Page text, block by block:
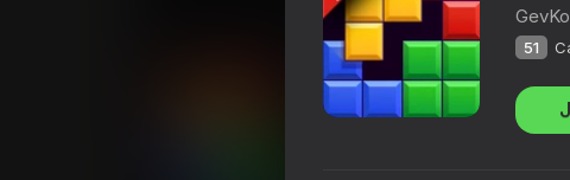
GevKo
51